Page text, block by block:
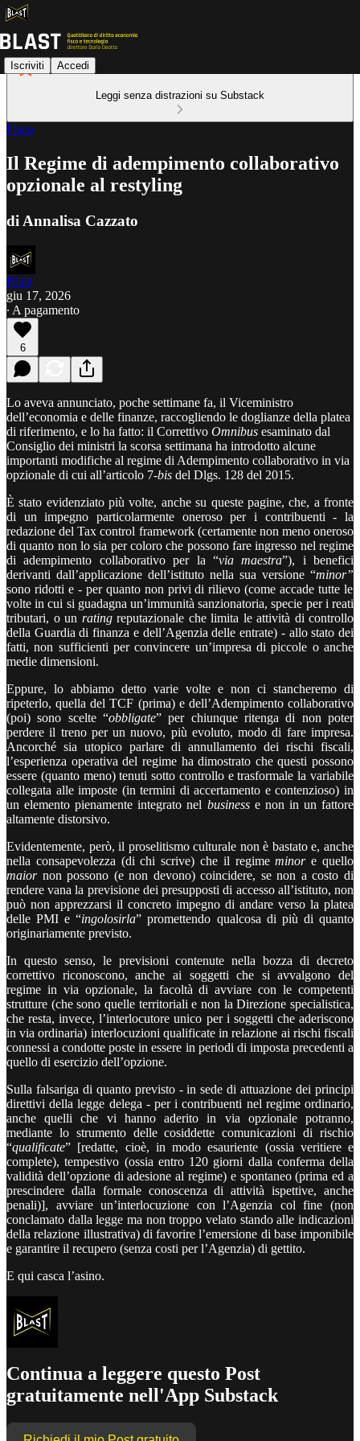
Iscriviti Accedi
Leggi senza distrazioni su Substack
Fisco
Il Regime di adempimento collaborativo
opzionale al restyling
di Annalisa Cazzato
Blast
giu 17, 2026
∙ A pagamento
6
Lo aveva annunciato, poche settimane fa, il Viceministro
dell’economia e delle finanze, raccogliendo le doglianze della platea
di riferimento, e lo ha fatto: il Correttivo Omnibus esaminato dal
Consiglio dei ministri la scorsa settimana ha introdotto alcune
importanti modifiche al regime di Adempimento collaborativo in via
opzionale di cui all’articolo 7-bis del Dlgs. 128 del 2015.
È stato evidenziato più volte, anche su queste pagine, che, a fronte
di un impegno particolarmente oneroso per i contribuenti - la
redazione del Tax control framework (certamente non meno oneroso
di quanto non lo sia per coloro che possono fare ingresso nel regime
di adempimento collaborativo per la “via maestra”), i benefici
derivanti dall’applicazione dell’istituto nella sua versione “minor”
sono ridotti e - per quanto non privi di rilievo (come accade tutte le
volte in cui si guadagna un’immunità sanzionatoria, specie per i reati
tributari, o un ratingreputazionale che limita le attività di controllo
della Guardia di finanza e dell’Agenzia delle entrate) - allo stato dei
fatti, non sufficienti per convincere un’impresa di piccole o anche
medie dimensioni.
Eppure, lo abbiamo detto varie volte e non ci stancheremo di
ripeterlo, quella del TCF (prima) e dell’Adempimento collaborativo
(poi) sono scelte “obbligate” per chiunque ritenga di non poter
perdere il treno per un nuovo, più evoluto, modo di fare impresa.
Ancorché sia utopico parlare di annullamento dei rischi fiscali,
l’esperienza operativa del regime ha dimostrato che questi possono
essere (quanto meno) tenuti sotto controllo e trasformale la variabile
collegata alle imposte (in termini di accertamento e contenzioso) in
un elemento pienamente integrato nel businesse non in un fattore
altamente distorsivo.
Evidentemente, però, il proselitismo culturale non è bastato e, anche
nella consapevolezza (di chi scrive) che il regimeminore quello
maior non possono (e non devono) coincidere, se non a costo di
rendere vana la previsione dei presupposti di accesso all’istituto, non
può non apprezzarsi il concreto impegno di andare verso la platea
delle PMI e “ingolosirla” promettendo qualcosa di più di quanto
originariamente previsto.
In questo senso, le previsioni contenute nella bozza di decreto
correttivo riconoscono, anche ai soggetti che si avvalgono del
regime in via opzionale, la facoltà di avviare con le competenti
strutture (che sono quelle territoriali e non la Direzione specialistica,
che resta, invece, l’interlocutore unico per i soggetti che aderiscono
in via ordinaria) interlocuzioni qualificate in relazione ai rischi fiscali
connessi a condotte poste in essere in periodi di imposta precedenti a
quello di esercizio dell’opzione.
Sulla falsariga di quanto previsto - in sede di attuazione dei principi
direttivi della legge delega - per i contribuenti nel regime ordinario,
anche quelli che vi hanno aderito in via opzionale potranno,
mediante lo strumento delle cosiddette comunicazioni di rischio
“qualificate” [redatte, cioè, in modo esauriente (ossia veritiere e
complete), tempestivo (ossia entro 120 giorni dalla conferma della
validità dell’opzione di adesione al regime) e spontaneo (prima ed a
prescindere dalla formale conoscenza di attività ispettive, anche
penali)], avviare un’interlocuzione con l’Agenzia col fine (non
conclamato dalla legge ma non troppo velato stando alle indicazioni
della relazione illustrativa) di favorire l’emersione di base imponibile
e garantire il recupero (senza costi per l’Agenzia) di gettito.
E qui casca l’asino.
Continua a leggere questo Post
gratuitamente nell'App Substack